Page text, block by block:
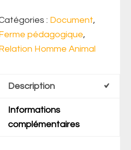
: Document,
pédagogique,
Homme Animal
Description
Informations
complémentaires